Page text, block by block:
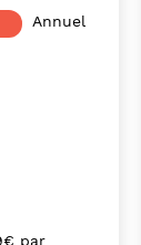
Annuel
par